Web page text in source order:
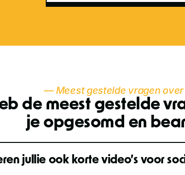
— Meest gestelde vragen
de meest gestelde
je opgesomd en
jullie ook korte video’s voor